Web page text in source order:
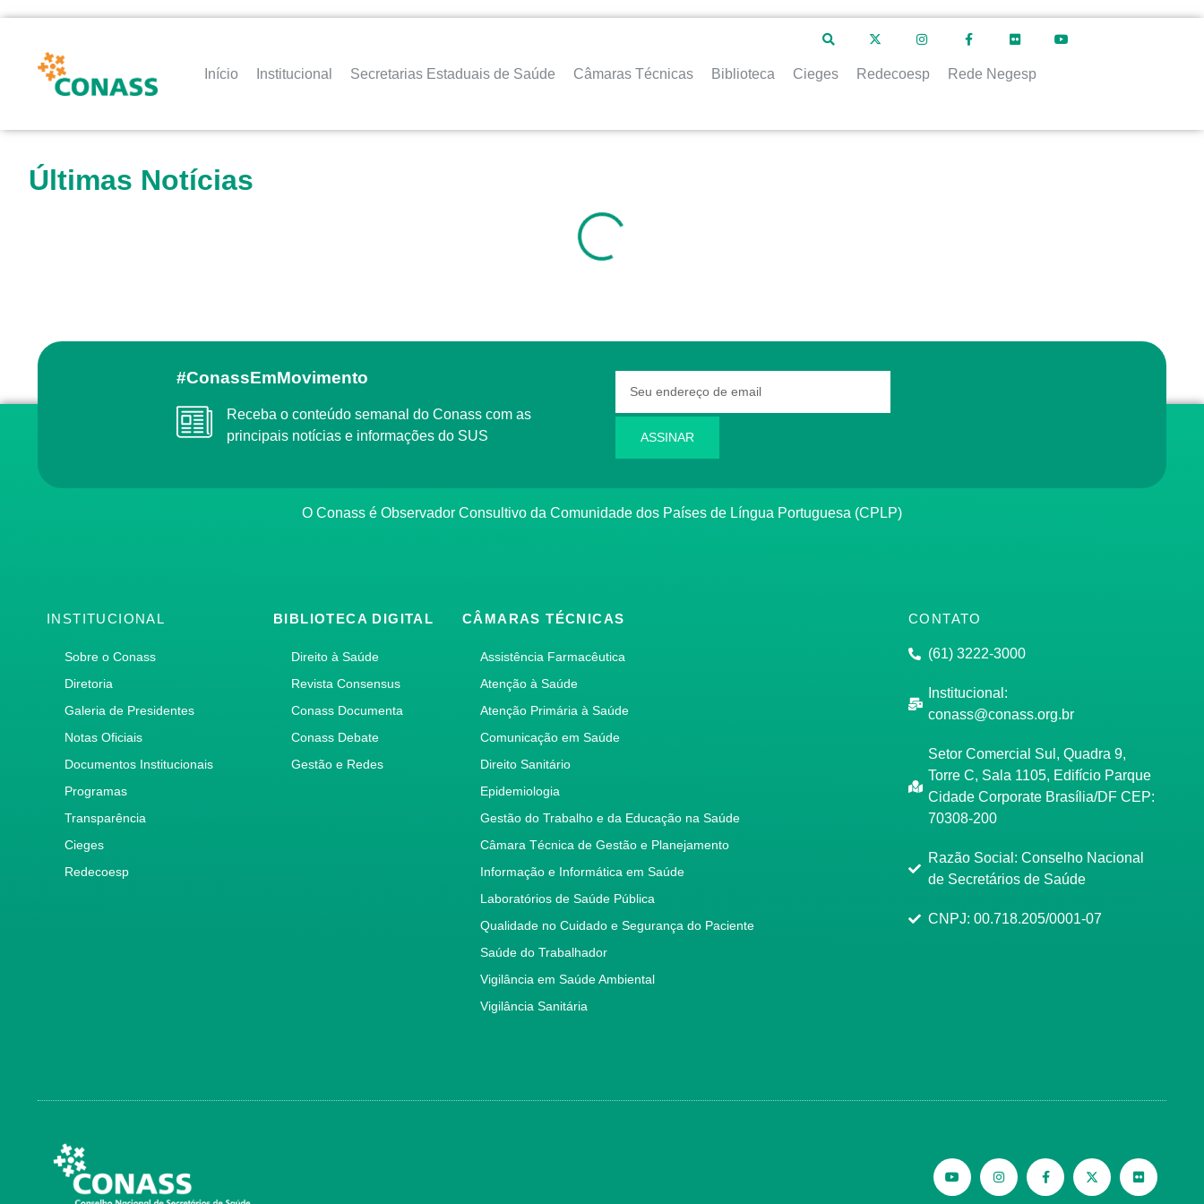
Início Institucional Secretarias Estaduais de Saúde Câmaras Técnicas Biblioteca Cieges Redecoesp Rede Negesp
Últimas Notícias
#ConassEmMovimento
Receba o conteúdo semanal do Conass com as
principais notícias e informações do SUS
ASSINAR
O Conass é Observador Consultivo da Comunidade dos Países de Língua Portuguesa (CPLP)
INSTITUCIONAL
Sobre o Conass
Diretoria
Galeria de Presidentes
Notas Oficiais
Documentos Institucionais
Programas
Transparência
Cieges
Redecoesp
BIBLIOTECA DIGITAL
Direito à Saúde
Revista Consensus
Conass Documenta
Conass Debate
Gestão e Redes
CÂMARAS TÉCNICAS
Assistência Farmacêutica
Atenção à Saúde
Atenção Primária à Saúde
Comunicação em Saúde
Direito Sanitário
Epidemiologia
Gestão do Trabalho e da Educação na Saúde
Câmara Técnica de Gestão e Planejamento
Informação e Informática em Saúde
Laboratórios de Saúde Pública
Qualidade no Cuidado e Segurança do Paciente
Saúde do Trabalhador
Vigilância em Saúde Ambiental
Vigilância Sanitária
CONTATO
(61) 3222-3000
Institucional:
conass@conass.org.br
Setor Comercial Sul, Quadra 9,
Torre C, Sala 1105, Edifício Parque
Cidade Corporate Brasília/DF CEP:
70308-200
Razão Social: Conselho Nacional
de Secretários de Saúde
CNPJ: 00.718.205/0001-07